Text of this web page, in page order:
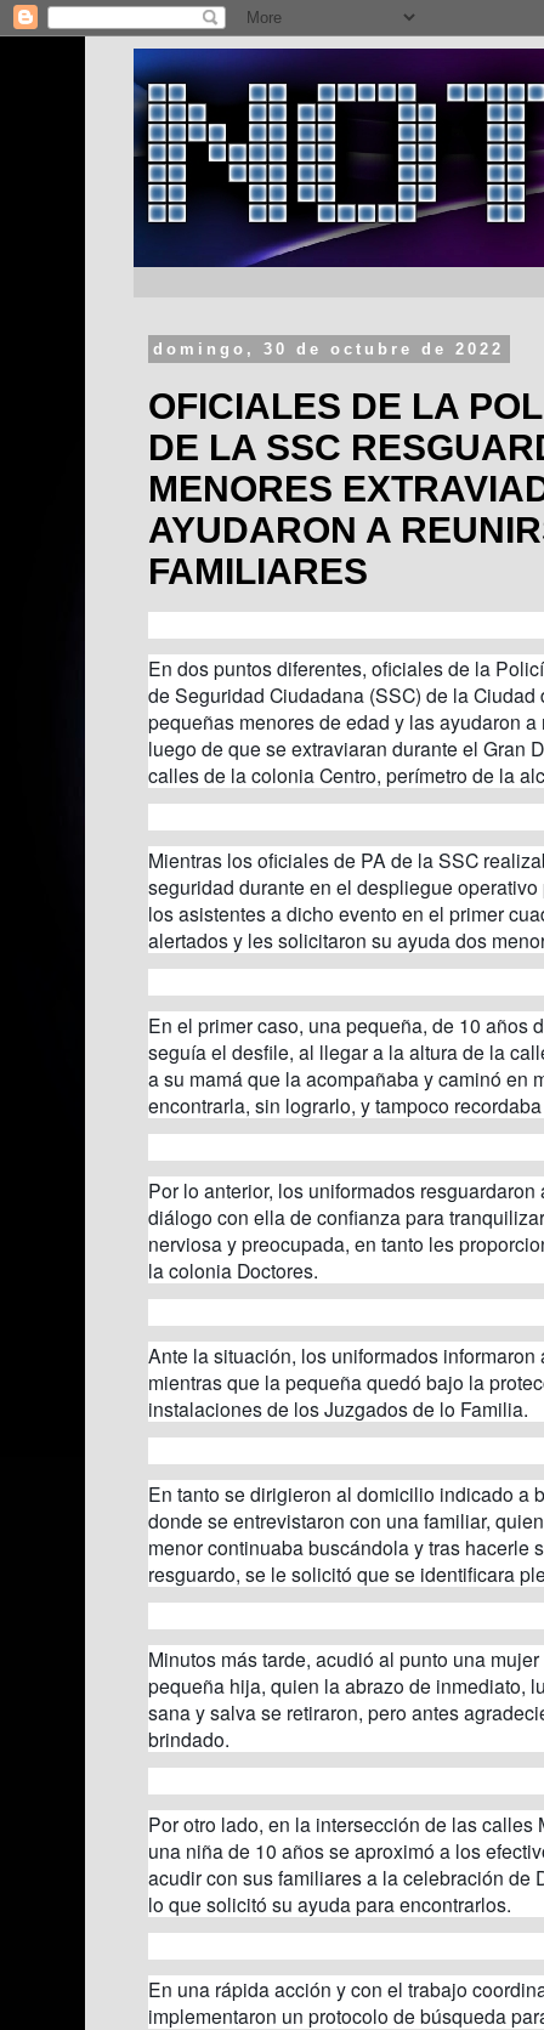
domingo, 30 de octubre de 2022
OFICIALES DE LA
DE LA SSC
MENORES
AYUDARON A
FAMILIARES
En dos puntos diferentes, oficiales de la
de Seguridad Ciudadana (SSC) de la
pequeñas menores de edad y las ayudaron
luego de que se extraviaran durante el Gran
calles de la colonia Centro, perímetro de la
Mientras los oficiales de PA de la SSC
seguridad durante en el despliegue
los asistentes a dicho evento en el primer
alertados y les solicitaron su ayuda dos
En el primer caso, una pequeña, de 10 años
seguía el desfile, al llegar a la altura de la
a su mamá que la acompañaba y caminó en
encontrarla, sin lograrlo, y tampoco
Por lo anterior, los uniformados
diálogo con ella de confianza para
nerviosa y preocupada, en tanto les
la colonia Doctores.
Ante la situación, los uniformados
mientras que la pequeña quedó bajo la
instalaciones de los Juzgados de lo Familia.
En tanto se dirigieron al domicilio indicado a
donde se entrevistaron con una familiar,
menor continuaba buscándola y tras hacerle
resguardo, se le solicitó que se identificara
Minutos más tarde, acudió al punto una
pequeña hija, quien la abrazo de inmediato,
sana y salva se retiraron, pero antes
brindado.
Por otro lado, en la intersección de las calles
una niña de 10 años se aproximó a los
acudir con sus familiares a la celebración de
lo que solicitó su ayuda para encontrarlos.
En una rápida acción y con el trabajo
implementaron un protocolo de búsqueda